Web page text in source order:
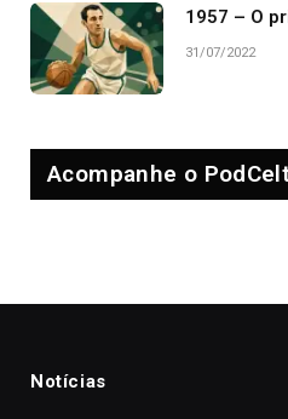
1957 – O
31/07/2022
Acompanhe o
Notícias